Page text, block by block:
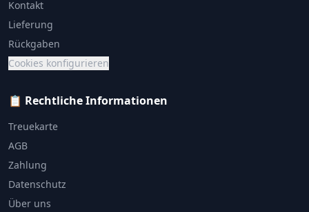
Kontakt
Lieferung
Rückgaben
Cookies konfigurieren
📋 Rechtliche Informationen
Treuekarte
AGB
Zahlung
Datenschutz
Über uns